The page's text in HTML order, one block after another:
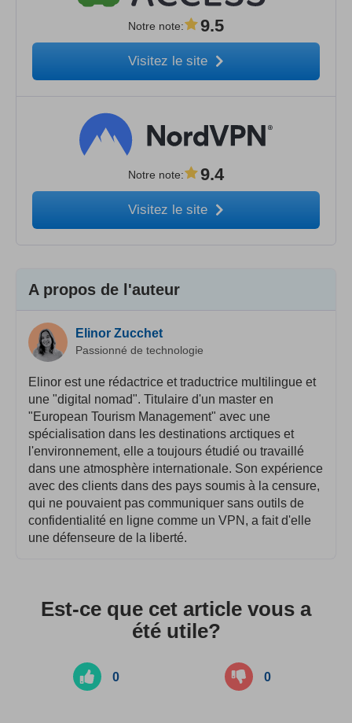
Notre note: 9.5
Visitez le site
Notre note: 9.4
Visitez le site
A propos de l'auteur
Elinor Zucchet
Passionné de technologie
Elinor est une rédactrice et traductrice multilingue et
une "digital nomad". Titulaire d'un master en
"European Tourism Management" avec une
spécialisation dans les destinations arctiques et
l'environnement, elle a toujours étudié ou travaillé
dans une atmosphère internationale. Son expérience
avec des clients dans des pays soumis à la censure,
qui ne pouvaient pas communiquer sans outils de
confidentialité en ligne comme un VPN, a fait d'elle
une défenseure de la liberté.
Est-ce que cet article vous a
été utile?
0 0